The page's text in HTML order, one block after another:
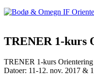
TRENER 1-kurs
TRENER 1-kurs
Datoer: 11-12. nov. 2017 &